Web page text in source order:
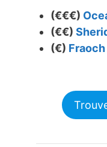
(€€€)
(€€)
(€)